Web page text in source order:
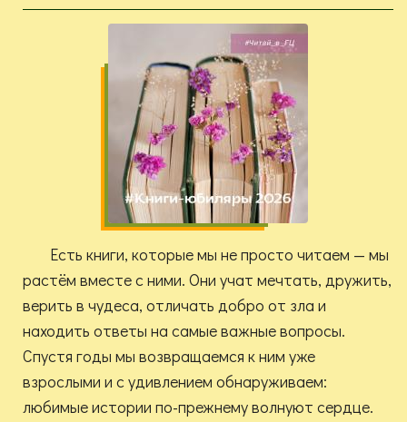
Есть книги, которые мы не просто читаем — мы
растём вместе с ними. Они учат мечтать, дружить,
верить в чудеса, отличать добро от зла и
находить ответы на самые важные вопросы.
Спустя годы мы возвращаемся к ним уже
взрослыми и с удивлением обнаруживаем:
любимые истории по-прежнему волнуют сердце.